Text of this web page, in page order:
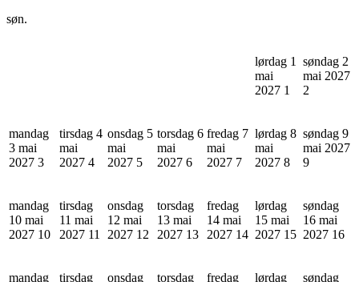
søn.
lørdag 1
mai
2027 1
søndag 2
mai 2027
2
mandag
3 mai
2027 3
tirsdag 4
mai
2027 4
onsdag 5
mai
2027 5
torsdag 6
mai
2027 6
fredag 7
mai
2027 7
lørdag 8
mai
2027 8
søndag 9
mai 2027
9
mandag
10 mai
2027 10
tirsdag
11 mai
2027 11
onsdag
12 mai
2027 12
torsdag
13 mai
2027 13
fredag
14 mai
2027 14
lørdag
15 mai
2027 15
søndag
16 mai
2027 16
mandag
tirsdag
onsdag
torsdag
fredag
lørdag
søndag